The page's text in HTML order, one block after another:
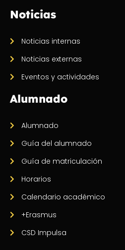
Noticias
Noticias internas
Noticias externas
Eventos y actividades
Alumnado
Alumnado
Guía del alumnado
Guía de matriculación
Horarios
Calendario académico
+Erasmus
CSD Impulsa